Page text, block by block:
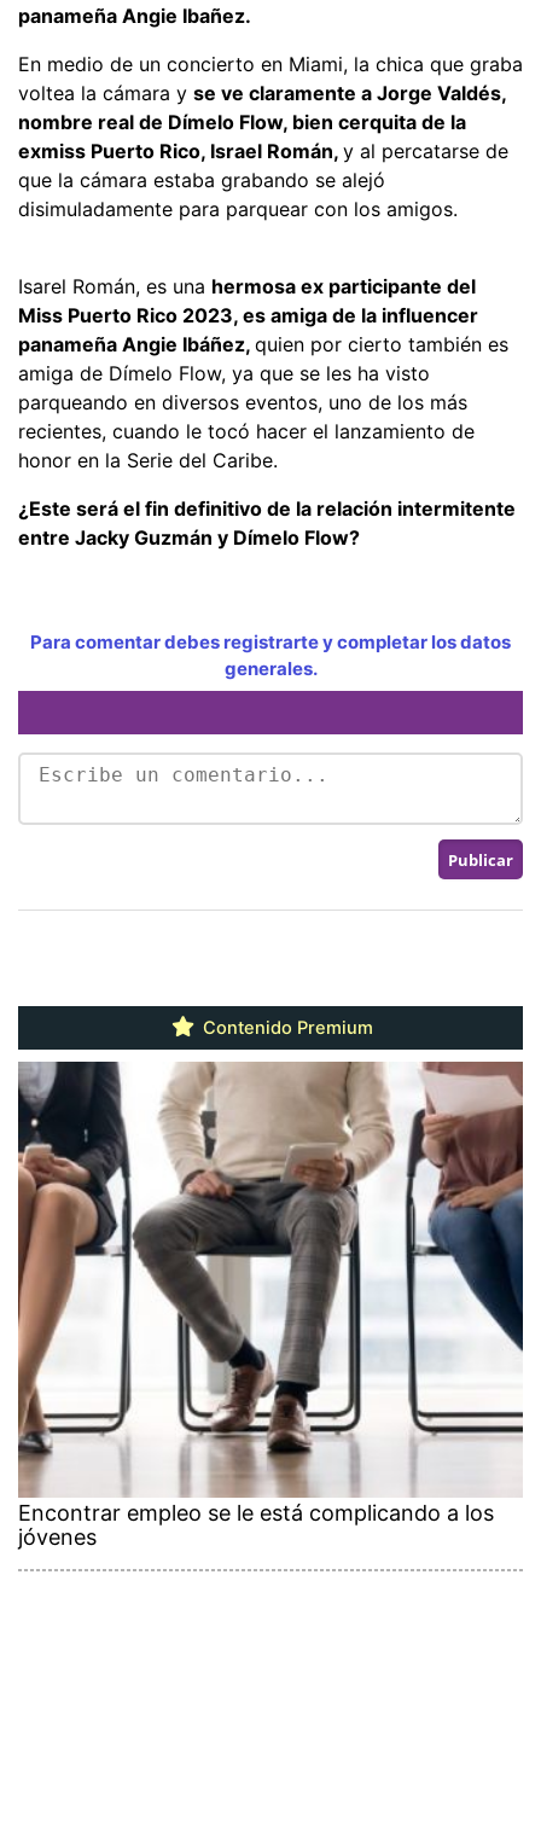
panameña Angie Ibañez.
En medio de un concierto en Miami, la chica que graba
voltea la cámara y se ve claramente a Jorge Valdés,
nombre real de Dímelo Flow, bien cerquita de la
exmiss Puerto Rico, Israel Román, y al percatarse de
que la cámara estaba grabando se alejó
disimuladamente para parquear con los amigos.
Isarel Román, es una hermosa ex participante del
Miss Puerto Rico 2023, es amiga de la influencer
panameña Angie Ibáñez, quien por cierto también es
amiga de Dímelo Flow, ya que se les ha visto
parqueando en diversos eventos, uno de los más
recientes, cuando le tocó hacer el lanzamiento de
honor en la Serie del Caribe.
¿Este será el fin definitivo de la relación intermitente
entre Jacky Guzmán y Dímelo Flow?
Para comentar debes registrarte y completar los datos
generales.
Contenido Premium
Encontrar empleo se le está complicando a los
jóvenes